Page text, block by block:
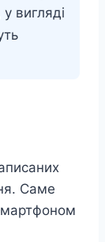
вигляді
Саме